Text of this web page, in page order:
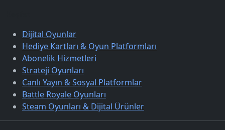
Dijital Oyunlar
Hediye Kartları & Oyun Platformları
Abonelik Hizmetleri
Strateji Oyunları
Canlı Yayın & Sosyal Platformlar
Battle Royale Oyunları
Steam Oyunları & Dijital Ürünler